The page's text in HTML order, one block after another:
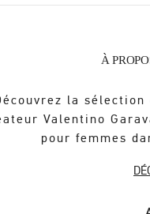
À
la sélection
Valentino
pour femmes